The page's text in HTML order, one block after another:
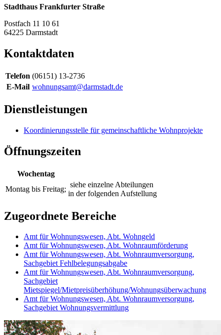
Stadthaus Frankfurter Straße
Postfach 11 10 61
64225 Darmstadt
Kontaktdaten
Telefon (06151) 13-2736
E-Mail wohnungsamt@darmstadt.de
Dienstleistungen
Koordinierungsstelle für gemeinschaftliche Wohnprojekte
Öffnungszeiten
Wochentag
Montag bis Freitag;
siehe einzelne Abteilungen
in der folgenden Aufstellung
Zugeordnete Bereiche
Amt für Wohnungswesen, Abt. Wohngeld
Amt für Wohnungswesen, Abt. Wohnraumförderung
Amt für Wohnungswesen, Abt. Wohnraumversorgung,
Sachgebiet Fehlbelegungsabgabe
Amt für Wohnungswesen, Abt. Wohnraumversorgung,
Sachgebiet
Mietspiegel/Mietpreisüberhöhung/Wohnungsüberwachung
Amt für Wohnungswesen, Abt. Wohnraumversorgung,
Sachgebiet Wohnungsvermittlung